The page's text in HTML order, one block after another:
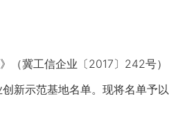
冀工信企业〔2017〕242号）
新示范基地名单。现将名单予以